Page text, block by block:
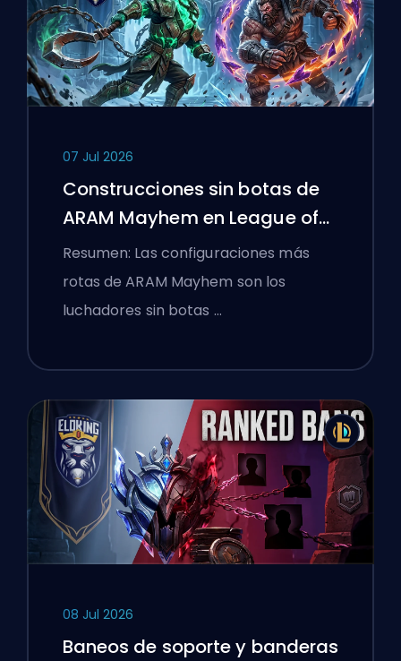
07 Jul 2026
Construcciones sin botas de
ARAM Mayhem en League of
Legends
Resumen: Las configuraciones más
rotas de ARAM Mayhem son los
luchadores sin botas …
08 Jul 2026
Baneos de soporte y banderas